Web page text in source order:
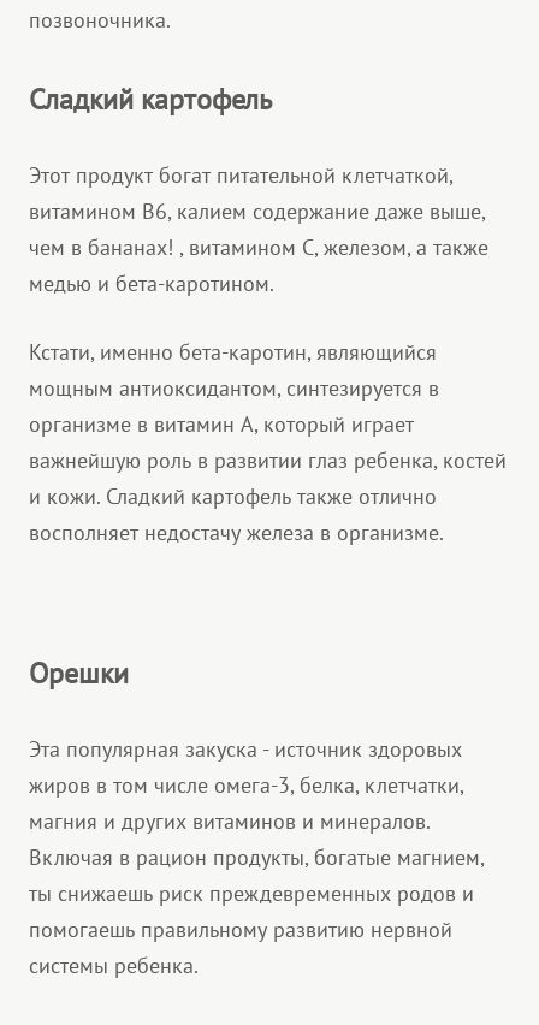
позвоночника.
Сладкий картофель
Этот продукт богат питательной клетчаткой,
витамином В6, калием содержание даже выше,
чем в бананах! , витамином С, железом, а также
медью и бета-каротином.
Кстати, именно бета-каротин, являющийся
мощным антиоксидантом, синтезируется в
организме в витамин А, который играет
важнейшую роль в развитии глаз ребенка, костей
и кожи. Сладкий картофель также отлично
восполняет недостачу железа в организме.
Орешки
Эта популярная закуска - источник здоровых
жиров в том числе омега-3, белка, клетчатки,
магния и других витаминов и минералов.
Включая в рацион продукты, богатые магнием,
ты снижаешь риск преждевременных родов и
помогаешь правильному развитию нервной
системы ребенка.